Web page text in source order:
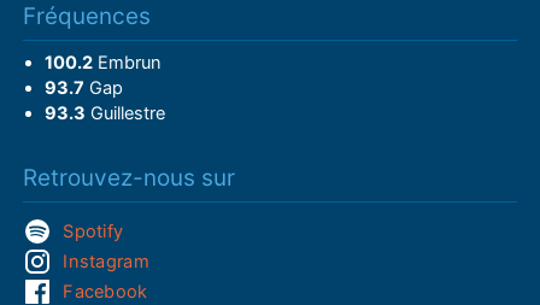
Fréquences
100.2Embrun
93.7 Gap
93.3 Guillestre
Retrouvez-nous sur
Spotify
Instagram
Facebook